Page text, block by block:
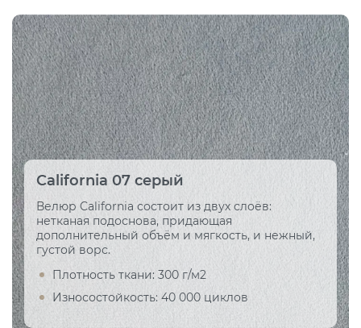
California 07 серый
Велюр California состоит из двух слоёв:
нетканая подоснова, придающая
дополнительный объём и мягкость, и нежный,
густой ворс.
Плотность ткани: 300 г/м2
Износостойкость: 40 000 циклов